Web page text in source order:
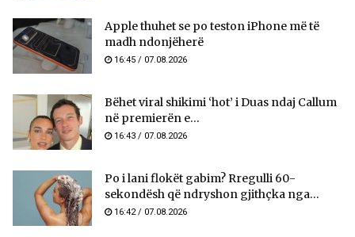
Apple thuhet se po teston iPhone më të
madh ndonjëherë
16:45 / 07.08.2026
Bëhet viral shikimi ‘hot’ i Duas ndaj Callum
në premierën e...
16:43 / 07.08.2026
Po i lani flokët gabim? Rregulli 60-
sekondësh që ndryshon gjithçka nga...
16:42 / 07.08.2026